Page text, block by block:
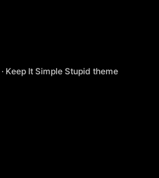
· Keep It Simple Stupid theme